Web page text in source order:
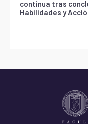
continua tras
Habilidades y